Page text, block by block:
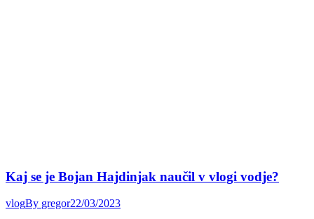
Kaj se je Bojan Hajdinjak naučil v vlogi vodje?
vlogBy gregor22/03/2023